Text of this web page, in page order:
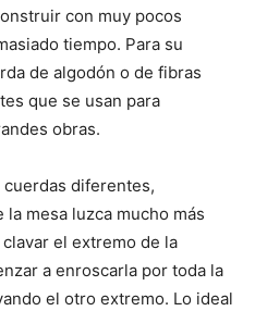
con muy pocos
tiempo. Para su
de algodón o de fibras
que se usan para
obras.
cuerdas diferentes,
mesa luzca mucho más
el extremo de la
a enroscarla por toda la
el otro extremo. Lo ideal